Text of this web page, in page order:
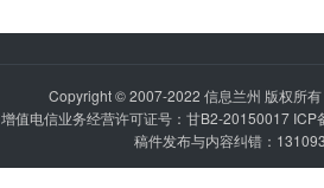
Copyright © 2007-2022 信息兰州 版权所
增值电信业务经营许可证号：甘B2-20150017 ICP
稿件发布与内容纠错：